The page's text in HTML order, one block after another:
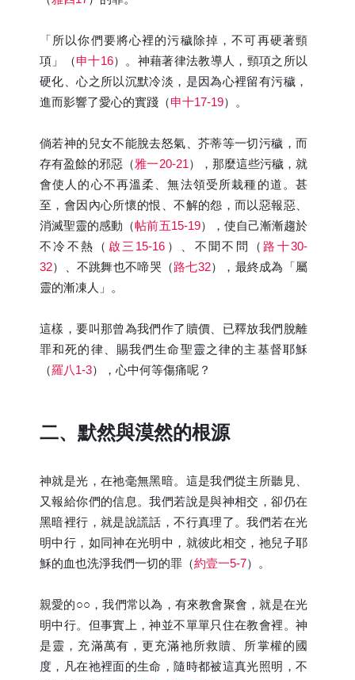
「所以你們要將心裡的污穢除掉，不可再硬著頸
項」（申十16）。神藉著律法教導人，頸項之所以
硬化、心之所以沉默冷淡，是因為心裡留有污穢，
進而影響了愛心的實踐（申十17-19）。
倘若神的兒女不能脫去怒氣、芥蒂等一切污穢，而
存有盈餘的邪惡（雅一20-21），那麼這些污穢，就
會使人的心不再溫柔、無法領受所栽種的道。甚
至，會因內心所懷的恨、不解的怨，而以惡報惡、
消滅聖靈的感動（帖前五15-19），使自己漸漸趨於
不冷不熱（ 啟三15-16 ）、不聞不問（ 路十30-
32）、不跳舞也不啼哭（路七32），最終成為「屬
靈的漸凍人」。
這樣，要叫那曾為我們作了贖價、已釋放我們脫離
罪和死的律、賜我們生命聖靈之律的主基督耶穌
（羅八1-3），心中何等傷痛呢？
二、默然與漠然的根源
神就是光，在祂毫無黑暗。這是我們從主所聽見、
又報給你們的信息。我們若說是與神相交，卻仍在
黑暗裡行，就是說謊話，不行真理了。我們若在光
明中行，如同神在光明中，就彼此相交，祂兒子耶
穌的血也洗淨我們一切的罪（約壹一5-7）。
親愛的○○，我們常以為，有來教會聚會，就是在光
明中行。但事實上，神並不單單只住在教會裡。神
是靈，充滿萬有，更充滿祂所救贖、所掌權的國
度，凡在祂裡面的生命，隨時都被這真光照明，不